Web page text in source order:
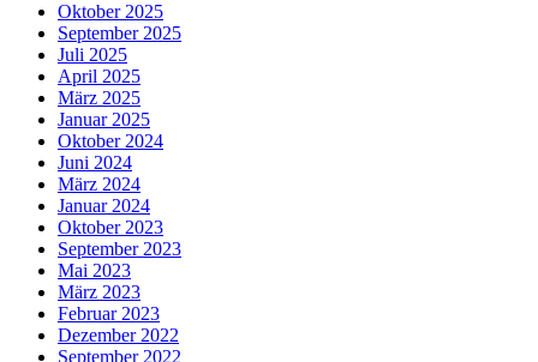
Oktober 2025
September 2025
Juli 2025
April 2025
März 2025
Januar 2025
Oktober 2024
Juni 2024
März 2024
Januar 2024
Oktober 2023
September 2023
Mai 2023
März 2023
Februar 2023
Dezember 2022
September 2022